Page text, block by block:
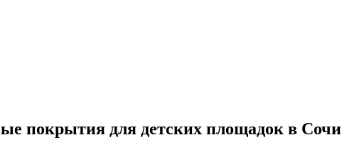
покрытия для детских площадок в Сочи